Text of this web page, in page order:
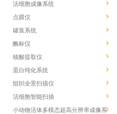
活细胞成像系统
点膜仪
罐装系统
酶标仪
核酸提取仪
蛋白纯化系统
组织全景扫描仪
活细胞智能扫描
小动物活体多模态超高分辨率成像系